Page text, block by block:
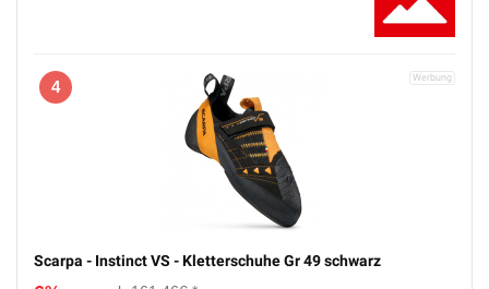
4
Scarpa - Instinct VS - Kletterschuhe Gr 49 schwarz